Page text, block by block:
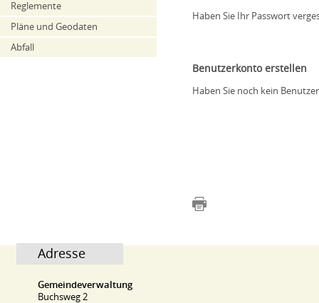
Reglemente
Pläne und Geodaten
Abfall
Haben Sie Ihr Passwort
Benutzerkonto erstellen
Haben Sie noch kein
Adresse
Gemeindeverwaltung
Buchsweg 2